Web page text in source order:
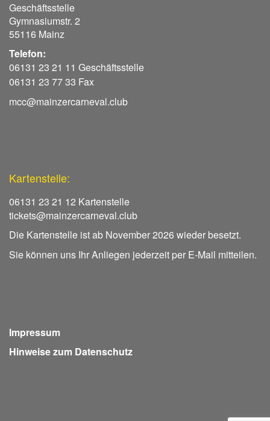
Geschäftsstelle
Gymnasiumstr. 2
55116 Mainz
Telefon:
06131 23 21 11 Geschäftsstelle
06131 23 77 33 Fax
mcc@mainzercarneval.club
Kartenstelle:
06131 23 21 12 Kartenstelle
tickets@mainzercarneval.club
Die Kartenstelle ist ab November 2026 wieder besetzt.
Sie können uns Ihr Anliegen jederzeit per E-Mail mitteilen.
Impressum
Hinweise zum Datenschutz